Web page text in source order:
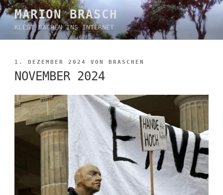
Zum
Inhalt
springen
MARION BRASCH
KLEBT SACHEN INS INTERNET
VERÖFFENTLICHT
AM
1. DEZEMBER 2024 VON BRASCHEN
NOVEMBER 2024